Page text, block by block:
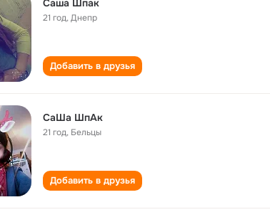
Саша Шпак
21 год,Днепр
Добавить в друзья
СаШа ШпАк
21 год, Бельцы
Добавить в друзья